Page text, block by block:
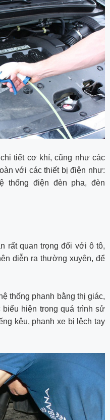
tiết cơ khí, cũng như các
với các thiết bị điện như:
thống điện đèn pha, đèn
rất quan trọng đối với ô tô,
diễn ra thường xuyên, để
thống phanh bằng thị giác,
biểu hiện trong quá trình sử
kêu, phanh xe bị lệch tay